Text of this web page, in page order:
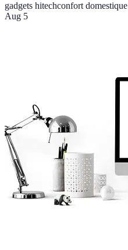
gadgets hitechconfort domestique
Aug 5